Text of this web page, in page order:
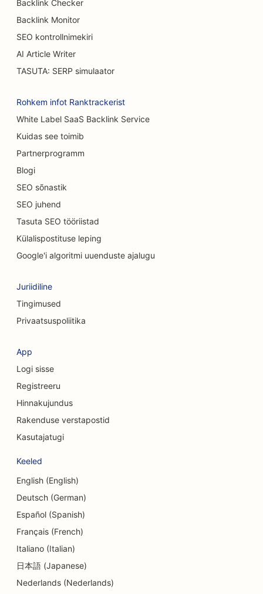
SEO põletuskirurgidele
SEO Koogipoodide jaoks
SEO Casual Dining restoranidele
SEO vaipade ja põrandakattematerjalide
SEO autopesulate jaoks
SEO autokauplustele
SEO puhastusteenuste jaoks
SEO kiropraktikutele
SEO keemilise koorimise teenuste jaoks
SEO kraniofatsiaalsetele kirurgidele
SEO kohvipoodidele
SEO krediidiühistutele
SEO Delis'ile
SEO võlanõustamise teenuste jaoks
SEO valuutavahetusteenuste jaoks
SEO dermabrasiooniteenuste jaoks
SEO päevakeskuste jaoks
SEO detailide kauplustele
Backlink Checker
Backlink Monitor
SEO kontrollnimekiri
AI Article Writer
TASUTA: SERP simulaator
Rohkem infot Ranktrackerist
White Label SaaS Backlink Service
Kuidas see toimib
Partnerprogramm
Blogi
SEO sõnastik
SEO juhend
Tasuta SEO tööriistad
Külalispostituse leping
Google'i algoritmi uuenduste ajalugu
Juriidiline
Tingimused
Privaatsuspoliitika
App
Logi sisse
Registreeru
Hinnakujundus
Rakenduse verstapostid
Kasutajatugi
Keeled
English (English)
Deutsch (German)
Español (Spanish)
Français (French)
Italiano (Italian)
日本語 (Japanese)
Nederlands (Nederlands)